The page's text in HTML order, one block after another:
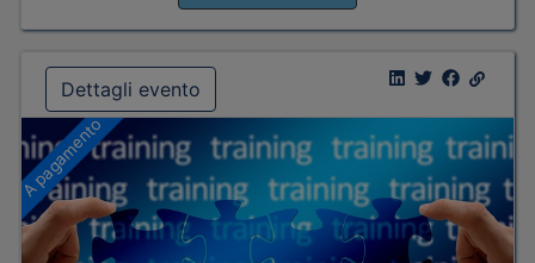
Dettagli evento
A pagamento